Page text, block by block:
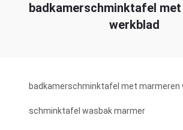
badkamerschminktafel
werkblad
badkamerschminktafel met marmeren
schminktafel wasbak marmer